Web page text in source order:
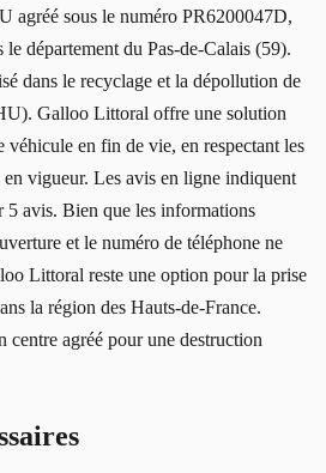
agréé sous le numéro PR6200047D,
département du Pas-de-Calais (59).
dans le recyclage et la dépollution de
Galloo Littoral offre une solution
véhicule en fin de vie, en respectant les
vigueur. Les avis en ligne indiquent
5 avis. Bien que les informations
et le numéro de téléphone ne
Littoral reste une option pour la prise
la région des Hauts-de-France.
agréé pour une destruction